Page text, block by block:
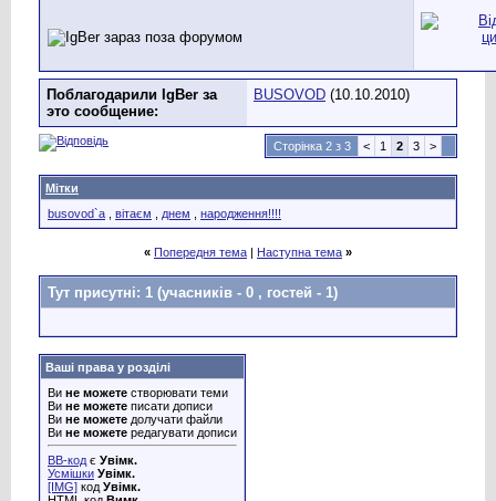
Поблагодарили IgBer за
это сообщение:
BUSOVOD (10.10.2010)
Сторінка 2 з 3 < 1 2 3 >
Мітки
busovod`a
вітаєм днем народження!!!!
« Попередня тема | Наступна тема »
Тут присутні: 1 (учасників - 0 , гостей - 1)
Ваші права у розділі
Ви не можете створювати теми
Ви не можете писати дописи
Ви не можете долучати файли
Ви не можете редагувати дописи
BB-код є Увімк.
Усмішки Увімк.
[IMG] код Увімк.